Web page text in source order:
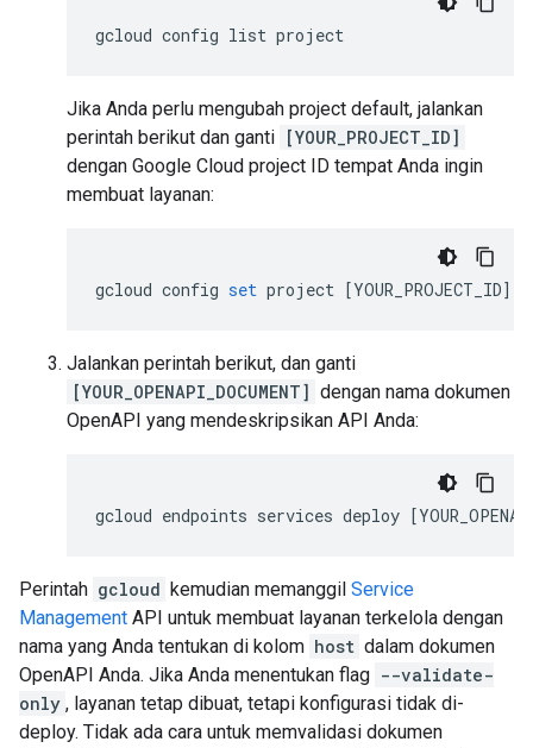
Jika Anda perlu mengubah project default, jalankan
perintah berikut dan ganti [YOUR_PROJECT_ID]
dengan Google Cloud project ID tempat Anda ingin
membuat layanan:
gcloud config set project [YOUR_PROJECT_ID]
Jalankan perintah berikut, dan ganti
[YOUR_OPENAPI_DOCUMENT] dengan nama dokumen
OpenAPI yang mendeskripsikan API Anda:
gcloud endpoints services deploy [
Perintah gcloud kemudian memanggil Service
Management API untuk membuat layanan terkelola dengan
nama yang Anda tentukan di kolom host dalam dokumen
OpenAPI Anda. Jika Anda menentukan flag --validate-
only , layanan tetap dibuat, tetapi konfigurasi tidak di-
deploy. Tidak ada cara untuk memvalidasi dokumen